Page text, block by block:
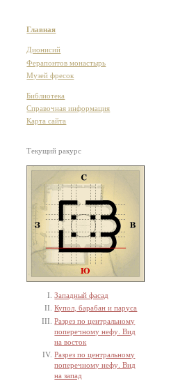
Главная
Дионисий
Ферапонтов монастырь
Музей фресок
Библиотека
Справочная информация
Карта сайта
Текущий ракурс
Западный фасад
Купол, барабан и паруса
Разрез по центральному
поперечному нефу. Вид
на восток
Разрез по центральному
поперечному нефу. Вид
на запад